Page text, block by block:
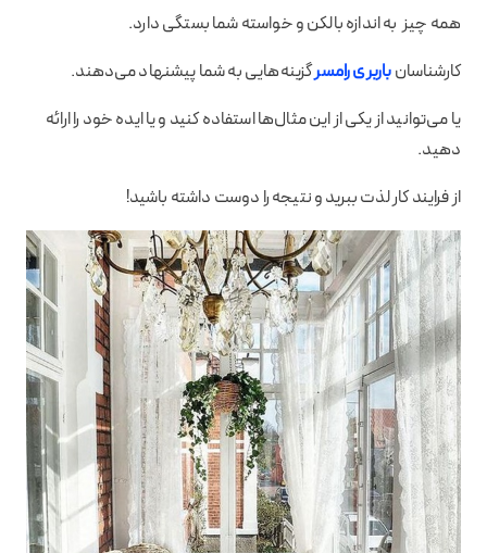
همه چیز به اندازه بالکن و خواسته شما بستگی دارد.
کارشناسانباربری رامسرگزینه‌هایی به شما پیشنهاد می‌دهند.
یا می‌توانید از یکی از این مثال‌ها استفاده کنید و یا ایده خود را ارائه
دهید.
از فرایند کار لذت ببرید و نتیجه را دوست داشته باشید!